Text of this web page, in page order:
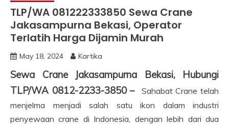
TLP/WA 081222333850 Sewa Crane
Jakasampurna Bekasi, Operator
Terlatih Harga Dijamin Murah
May 18, 2024 Kartika
Sewa Crane Jakasampurna Bekasi, Hubungi
TLP/WA 0812-2233-3850 –
Sahabat Crane telah
menjelma menjadi salah satu ikon dalam industri
penyewaan crane di Indonesia, dengan lebih dari dua